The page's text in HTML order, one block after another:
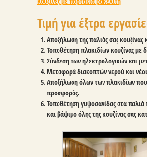
Τιμή για έξτρα
Αποξήλωση της παλιάς σας
Τοποθέτηση πλακιδίων κουζίνας με
Σύνδεση των ηλεκτρολογικών και
Μεταφορά διακοπτών νερού και
Αποξήλωση όλων των πλακιδίων που
προσφοράς.
Τοποθέτηση γυψοσανίδας στα παλιά
και βάψιμο όλης της κουζίνας σας